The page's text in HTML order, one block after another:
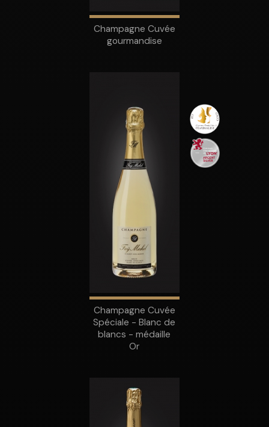
Champagne Cuvée
gourmandise
Champagne Cuvée
Spéciale - Blanc de
blancs - médaille
Or